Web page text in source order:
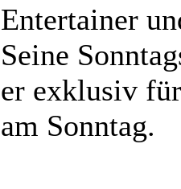
Entertainer
Seine
er exklusiv
am Sonntag.